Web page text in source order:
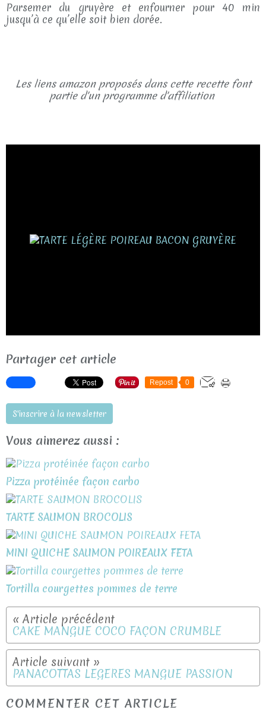
Parsemer du gruyère et enfourner pour 40 min
jusqu’à ce qu’elle soit bien dorée.
Les liens amazon proposés dans cette recette font
partie d'un programme d'affiliation
Partager cet article
Repost 0
S'inscrire à la newsletter
Vous aimerez aussi :
Pizza protéinée façon carbo
TARTE SAUMON BROCOLIS
MINI QUICHE SAUMON POIREAUX FETA
Tortilla courgettes pommes de terre
CAKE MANGUE COCO FAÇON CRUMBLE
PANACOTTAS LÉGÈRES MANGUE PASSION
COMMENTER CET ARTICLE